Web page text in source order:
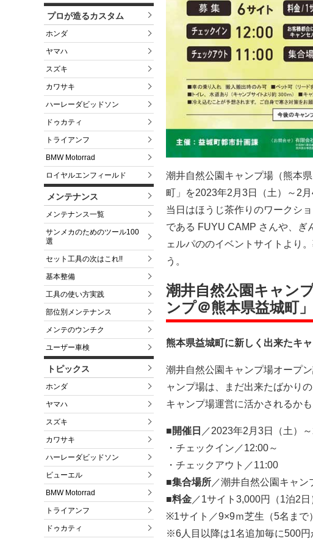
プロが造るカスタム
ホンダ
ヤマハ
スズキ
カワサキ
ハーレーダビッドソン
ドゥカティ
トライアンフ
BMW Motorrad
ロイヤルエンフィールド
メンテナンス
メンテナンス一覧
サンメカのためのツール100
選
セット工具の次はこれ!!
基本整備
工具の使い方実践
部位別メンテナンス
メンテのウンチク
ユーザー車検
トピックス
ホンダ
ヤマハ
スズキ
カワサキ
ハーレーダビッドソン
ビューエル
BMW Motorrad
トライアンフ
ドゥカティ
潮井自然公園キャンプ場（熊本
町」を2023年2月3日（土）～2
当日はほうじ茶作りのワークシ
である FUYU CAMP さんや、ぎ
ェルパののイベントサイトより
う。
潮井自然公園キャン
ンプ＠熊本県益城町」
熊本県益城町に新しく出来たキ
潮井自然公園キャンプ場オープ
ャンプ場は、まだ出来たばかり
キャンプ場運営に活かされるか
■開催日 ／2023年2月3日（土）～
・チェックイン／12:00～
・チェックアウト／11:00
■集合場所 ／潮井自然公園キャ
■料金 ／1サイト3,000円（1泊2日
※1サイト／9×9ｍ芝生（5名まで）
※6人目以降は1名追加毎に500円